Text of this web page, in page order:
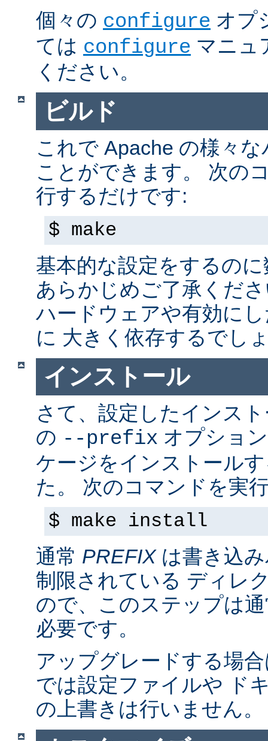
個々の configure オプ
ては configure マニュ
ください。
ビルド
これで Apache の様々
ことができます。 次の
行するだけです:
$ make
基本的な設定をするの
あらかじめご了承くだ
ハードウェアや有効に
に 大きく依存するでし
インストール
さて、設定したインス
の --prefix オプショ
ケージをインストール
た。 次のコマンドを実
$ make install
通常 PREFIXは書き込
制限されている ディレ
ので、このステップは
必要です。
アップグレードする場
では設定ファイルや ド
の上書きは行いません。